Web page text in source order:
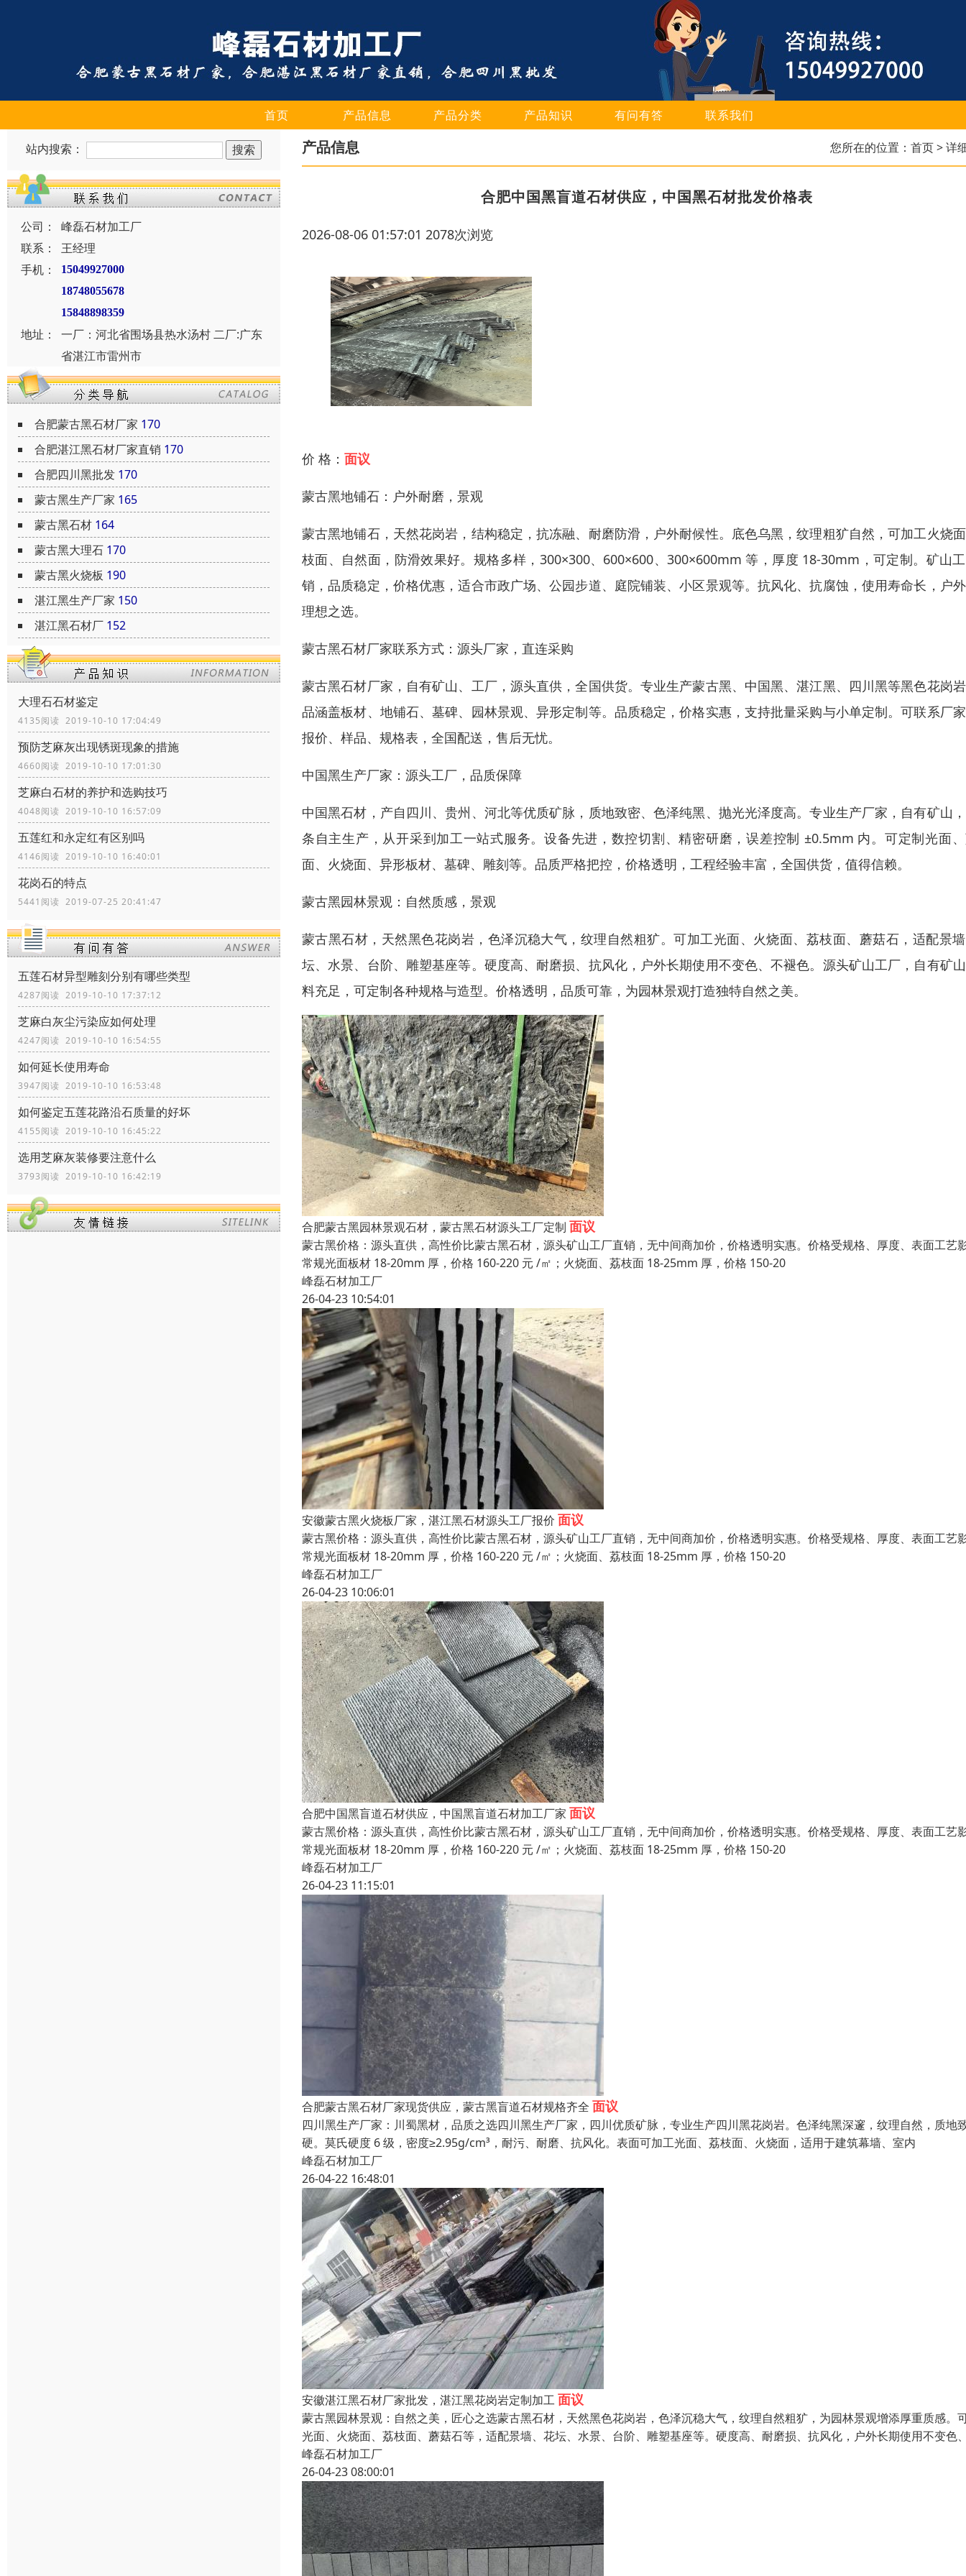
首页 产品信息 产品分类 产品知识 有问有答 联系我们
站内搜索：
公司：
峰磊石材加工厂
联系：
王经理
手机：
15049927000
18748055678
15848898359
地址：
一厂：河北省围场县热水汤村 二厂:广东
省湛江市雷州市
合肥蒙古黑石材厂家 170
合肥湛江黑石材厂家直销 170
合肥四川黑批发 170
蒙古黑生产厂家 165
蒙古黑石材 164
蒙古黑大理石 170
蒙古黑火烧板 190
湛江黑生产厂家 150
湛江黑石材厂 152
大理石石材鉴定
4135阅读 2019-10-10 17:04:49
预防芝麻灰出现锈斑现象的措施
4660阅读 2019-10-10 17:01:30
芝麻白石材的养护和选购技巧
4048阅读 2019-10-10 16:57:09
五莲红和永定红有区别吗
4146阅读 2019-10-10 16:40:01
花岗石的特点
5441阅读 2019-07-25 20:41:47
五莲石材异型雕刻分别有哪些类型
4287阅读 2019-10-10 17:37:12
芝麻白灰尘污染应如何处理
4247阅读 2019-10-10 16:54:55
如何延长使用寿命
3947阅读 2019-10-10 16:53:48
如何鉴定五莲花路沿石质量的好坏
4155阅读 2019-10-10 16:45:22
选用芝麻灰装修要注意什么
3793阅读 2019-10-10 16:42:19
产品信息 您所在的位置： 首页> 详
合肥中国黑盲道石材供应，中国黑石材批发价格表
2026-08-06 01:57:01 2078次浏览
价 格： 面议
蒙古黑地铺石：户外耐磨，景观
蒙古黑地铺石，天然花岗岩，结构稳定，抗冻融、耐磨防滑，户外耐候性。底色乌黑，纹理粗犷自然，可加工火烧
枝面、自然面，防滑效果好。规格多样，300×300、600×600、300×600mm 等，厚度 18-30mm，可定制。矿山
销，品质稳定，价格优惠，适合市政广场、公园步道、庭院铺装、小区景观等。抗风化、抗腐蚀，使用寿命长，户
理想之选。
蒙古黑石材厂家联系方式：源头厂家，直连采购
蒙古黑石材厂家，自有矿山、工厂，源头直供，全国供货。专业生产蒙古黑、中国黑、湛江黑、四川黑等黑色花岗
品涵盖板材、地铺石、墓碑、园林景观、异形定制等。品质稳定，价格实惠，支持批量采购与小单定制。可联系厂
报价、样品、规格表，全国配送，售后无忧。
中国黑生产厂家：源头工厂，品质保障
中国黑石材，产自四川、贵州、河北等优质矿脉，质地致密、色泽纯黑、抛光光泽度高。专业生产厂家，自有矿山
条自主生产，从开采到加工一站式服务。设备先进，数控切割、精密研磨，误差控制 ±0.5mm 内。可定制光面
面、火烧面、异形板材、墓碑、雕刻等。品质严格把控，价格透明，工程经验丰富，全国供货，值得信赖。
蒙古黑园林景观：自然质感，景观
蒙古黑石材，天然黑色花岗岩，色泽沉稳大气，纹理自然粗犷。可加工光面、火烧面、荔枝面、蘑菇石，适配景
坛、水景、台阶、雕塑基座等。硬度高、耐磨损、抗风化，户外长期使用不变色、不褪色。源头矿山工厂，自有矿
料充足，可定制各种规格与造型。价格透明，品质可靠，为园林景观打造独特自然之美。
合肥蒙古黑园林景观石材，蒙古黑石材源头工厂定制 面议
蒙古黑价格：源头直供，高性价比蒙古黑石材，源头矿山工厂直销，无中间商加价，价格透明实惠。价格受规格、厚度、表面工艺
常规光面板材 18-20mm 厚，价格 160-220 元 /㎡；火烧面、荔枝面 18-25mm 厚，价格 150-20
峰磊石材加工厂
26-04-23 10:54:01
安徽蒙古黑火烧板厂家，湛江黑石材源头工厂报价 面议
蒙古黑价格：源头直供，高性价比蒙古黑石材，源头矿山工厂直销，无中间商加价，价格透明实惠。价格受规格、厚度、表面工艺
常规光面板材 18-20mm 厚，价格 160-220 元 /㎡；火烧面、荔枝面 18-25mm 厚，价格 150-20
峰磊石材加工厂
26-04-23 10:06:01
合肥中国黑盲道石材供应，中国黑盲道石材加工厂家 面议
蒙古黑价格：源头直供，高性价比蒙古黑石材，源头矿山工厂直销，无中间商加价，价格透明实惠。价格受规格、厚度、表面工艺
常规光面板材 18-20mm 厚，价格 160-220 元 /㎡；火烧面、荔枝面 18-25mm 厚，价格 150-20
峰磊石材加工厂
26-04-23 11:15:01
合肥蒙古黑石材厂家现货供应，蒙古黑盲道石材规格齐全 面议
四川黑生产厂家：川蜀黑材，品质之选四川黑生产厂家，四川优质矿脉，专业生产四川黑花岗岩。色泽纯黑深邃，纹理自然，质地
硬。莫氏硬度 6 级，密度≥2.95g/cm³，耐污、耐磨、抗风化。表面可加工光面、荔枝面、火烧面，适用于建筑幕墙、室内
峰磊石材加工厂
26-04-22 16:48:01
安徽湛江黑石材厂家批发，湛江黑花岗岩定制加工面议
蒙古黑园林景观：自然之美，匠心之选蒙古黑石材，天然黑色花岗岩，色泽沉稳大气，纹理自然粗犷，为园林景观增添厚重质感。
光面、火烧面、荔枝面、蘑菇石等，适配景墙、花坛、水景、台阶、雕塑基座等。硬度高、耐磨损、抗风化，户外长期使用不变色
峰磊石材加工厂
26-04-23 08:00:01